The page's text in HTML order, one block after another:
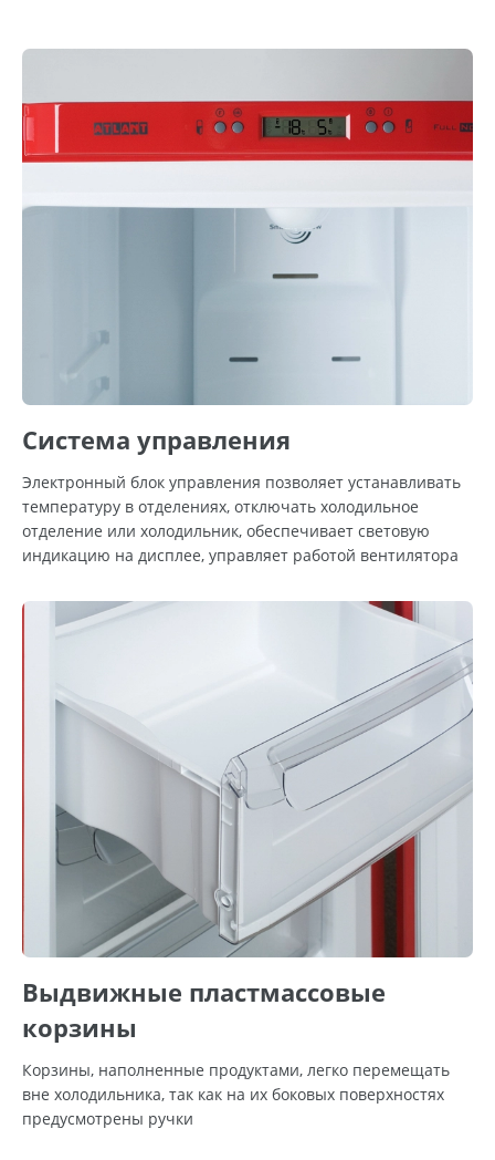
Система управления
Электронный блок управления позволяет устанавливать
температуру в отделениях, отключать холодильное
отделение или холодильник, обеспечивает световую
индикацию на дисплее, управляет работой вентилятора
Выдвижные пластмассовые
корзины
Корзины, наполненные продуктами, легко перемещать
вне холодильника, так как на их боковых поверхностях
предусмотрены ручки